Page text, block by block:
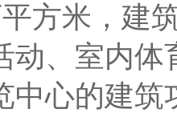
方米，建
动、室内
中心的建